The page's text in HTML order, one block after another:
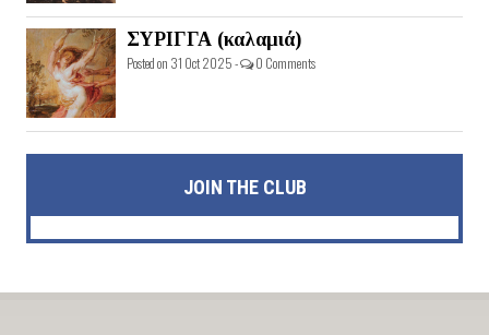
ΣΥΡΙΓΓΑ (καλαμιά)
Posted on 31 Oct 2025 - 0 Comments
JOIN THE CLUB